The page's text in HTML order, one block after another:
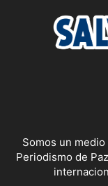
Somos un
Periodismo de